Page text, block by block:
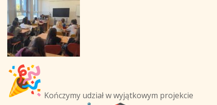
Kończymy udział w wyjątkowym projekcie